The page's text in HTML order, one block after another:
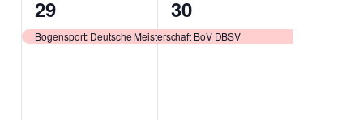
1
Veranstaltung,
29
Bogensport: Deutsche Meisterschaft BoV DBSV
1
Veranstaltung,
30